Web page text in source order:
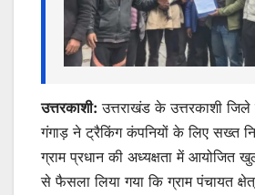
उत्तरकाशी: उत्तराखंड के उत्तरकाशी
गंगाड़ ने ट्रैकिंग कंपनियों के लिए सख्त
ग्राम प्रधान की अध्यक्षता में आयोजित
से फैसला लिया गया कि ग्राम पंचायत